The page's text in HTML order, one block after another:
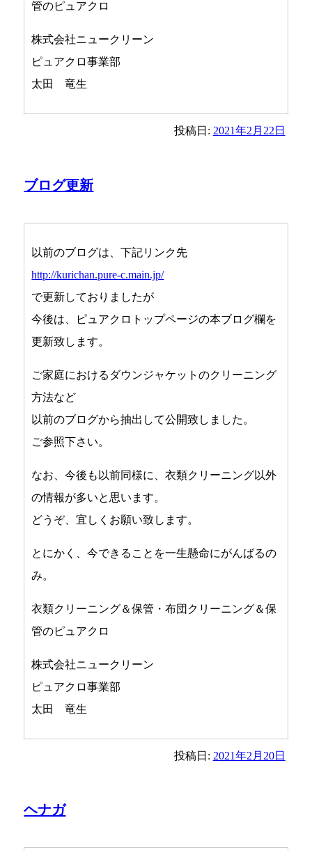
管のピュアクロ
株式会社ニュークリーン
ピュアクロ事業部
太田 竜生
投稿日: 2021年2月22日
ブログ更新
以前のブログは、下記リンク先
http://kurichan.pure-c.main.jp/
で更新しておりましたが
今後は、ピュアクロトップページの本ブログ欄を
更新致します。
ご家庭におけるダウンジャケットのクリーニング
方法など
以前のブログから抽出して公開致しました。
ご参照下さい。
なお、今後も以前同様に、衣類クリーニング以外
の情報が多いと思います。
どうぞ、宜しくお願い致します。
とにかく、今できることを一生懸命にがんばるの
み。
衣類クリーニング＆保管・布団クリーニング＆保
管のピュアクロ
株式会社ニュークリーン
ピュアクロ事業部
太田 竜生
投稿日: 2021年2月20日
ヘナガ